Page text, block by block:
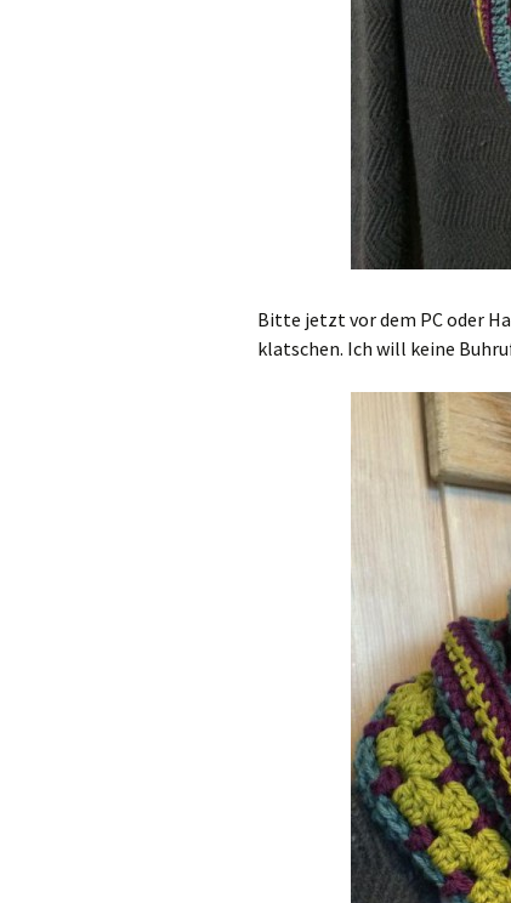
Bitte jetzt vor dem PC oder
klatschen. Ich will keine